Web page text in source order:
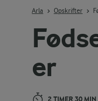
er
2 TIMER 30 MIN
Arla Opskrifter